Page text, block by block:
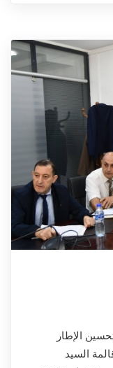
الإطار
السيد